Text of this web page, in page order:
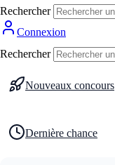
Rechercher
Connexion
Rechercher
Nouveaux concours
Dernière chance